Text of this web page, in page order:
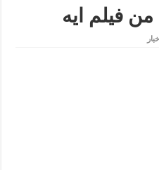
فيلم ايه